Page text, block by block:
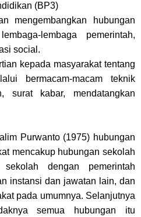
(BP3)
mengembangkan hubungan
lembaga pemerintah,
social.
kepada masyarakat tentang
bermacam-macam teknik
surat kabar, mendatangkan
Purwanto (1975) hubungan
mencakup hubungan sekolah
dengan pemerintah
instansi dan jawatan lain, dan
pada umumnya. Selanjutnya
semua hubungan itu